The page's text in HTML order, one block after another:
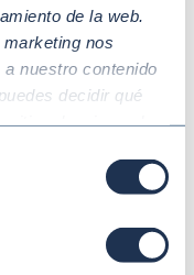
de la web.
nos
nuestro contenido
decidir qué
dándole al
de dar
exigentes
debida de las
, las
en dos puntos
descarbonización